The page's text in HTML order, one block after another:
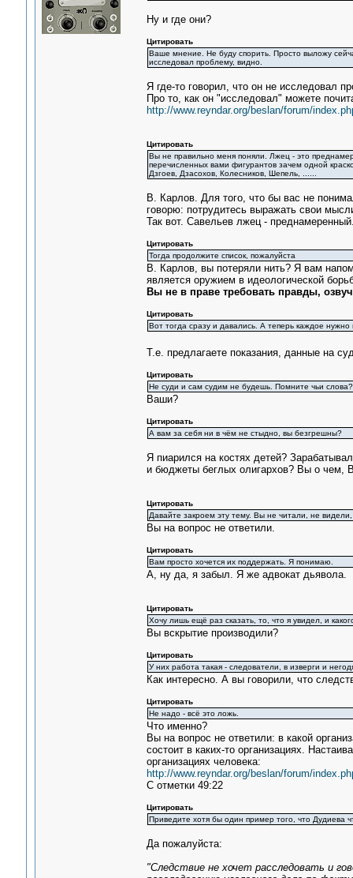
Ну и где они?
Цитировать
Ваше мнение. Не буду спорить. Просто выложу
исследовал проблему, видно.
Я где-то говорил, что он не исследовал
Про то, как он "исследовал" можете
http://www.reyndar.org/beslan/forum/
Цитировать
Вы не правильно меня поняли. Лжец - это
перечисленных вами фигурантов зачем одной
Дзгоев, Дзасохов, Колесников, Шепель, ......
В. Карлов. Для того, что бы вас не
говорю: потрудитесь выражать свои
Так вот. Савельев лжец -
Цитировать
Тогда продолжите список, пожалуйста
В. Карлов, вы потеряли нить? Я вам
является оружием в идеологической
Вы не в праве требовать правды,
Цитировать
Вот тогда сразу и давались. А теперь каждое
Т.е. предлагаете показания, данные на
Цитировать
Не суди и сам судим не будешь. Помните чьи слова?
Ваши?
Цитировать
А вам за себя ни в чём не стыдно, вы безгрешны?
Я пиарился на костях детей?
и бюджеты беглых олигархов? Вы о чем,
Цитировать
Давайте закроем эту тему. Вы не читали, не
Вы на вопрос не ответили.
Цитировать
Вам просто хочется их поддержать. Я понимаю.
А, ну да, я забыл. Я же адвокат дьявола.
Цитировать
Хочу лишь ещё раз сказать, то, что я увидел, и
Вы вскрытие производили?
Цитировать
У них работа такая - следователи, в изверги и
Как интересно. А вы говорили, что
Цитировать
Не надо - всё это ложь.
Что именно?
Вы на вопрос не ответили: в какой
состоит в каких-то организациях.
организациях человека:
http://www.reyndar.org/beslan/forum/
С отметки 49:22
Цитировать
Приведите хотя бы один пример того, что Дудиева
Да пожалуйста:
"Следствие не хочет расследовать и